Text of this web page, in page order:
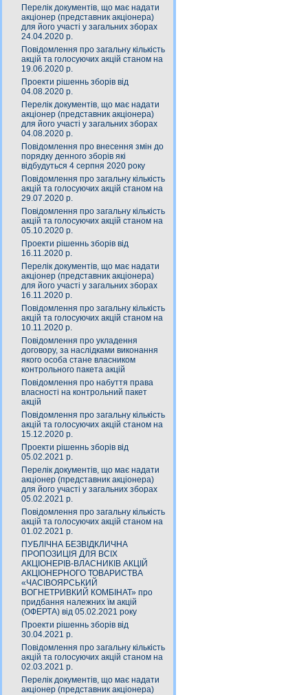
Перелік документів, що має надати
акціонер (представник акціонера)
для його участі у загальних зборах
24.04.2020 р.
Повідомлення про загальну кількість
акцій та голосуючих акцій станом на
19.06.2020 р.
Проекти рішеннь зборів від
04.08.2020 р.
Перелік документів, що має надати
акціонер (представник акціонера)
для його участі у загальних зборах
04.08.2020 р.
Повідомлення про внесення змін до
порядку денного зборів які
відбудуться 4 серпня 2020 року
Повідомлення про загальну кількість
акцій та голосуючих акцій станом на
29.07.2020 р.
Повідомлення про загальну кількість
акцій та голосуючих акцій станом на
05.10.2020 р.
Проекти рішеннь зборів від
16.11.2020 р.
Перелік документів, що має надати
акціонер (представник акціонера)
для його участі у загальних зборах
16.11.2020 р.
Повідомлення про загальну кількість
акцій та голосуючих акцій станом на
10.11.2020 р.
Повідомлення про укладення
договору, за наслідками виконання
якого особа стане власником
контрольного пакета акцій
Повідомлення про набуття права
власності на контрольний пакет
акцій
Повідомлення про загальну кількість
акцій та голосуючих акцій станом на
15.12.2020 р.
Проекти рішеннь зборів від
05.02.2021 р.
Перелік документів, що має надати
акціонер (представник акціонера)
для його участі у загальних зборах
05.02.2021 р.
Повідомлення про загальну кількість
акцій та голосуючих акцій станом на
01.02.2021 р.
ПУБЛІЧНА БЕЗВІДКЛИЧНА
ПРОПОЗИЦІЯ ДЛЯ ВСІХ
АКЦІОНЕРІВ-ВЛАСНИКІВ АКЦІЙ
АКЦІОНЕРНОГО ТОВАРИСТВА
«ЧАСIВОЯРСЬКИЙ
ВОГНЕТРИВКИЙ КОМБIНАТ» про
придбання належних їм акцій
(ОФЕРТА) від 05.02.2021 року
Проекти рішеннь зборів від
30.04.2021 р.
Повідомлення про загальну кількість
акцій та голосуючих акцій станом на
02.03.2021 р.
Перелік документів, що має надати
акціонер (представник акціонера)